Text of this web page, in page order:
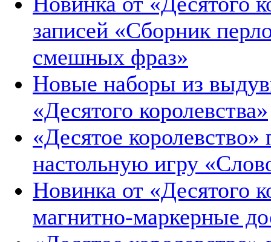
записей «Сборник
смешных фраз»
Новые наборы из
«Десятого королевства»
«Десятое
настольную игру
Новинка от «Десятого
магнитно-маркерные